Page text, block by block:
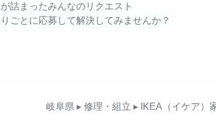
詰まったみんなのリクエスト
ごとに応募して解決してみませんか？
岐阜県 ▸ 修理・組立 ▸ IKEA（イケア）